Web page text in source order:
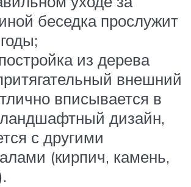
беседка прослужит
из дерева
внешний
вписывается в
дизайн,
с другими
(кирпич, камень,